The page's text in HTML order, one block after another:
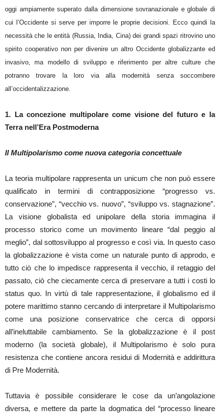
oggi ampiamente superato dalla dimensione sovranazionale e globale di
cui l’Occidente si serve per imporre le proprie decisioni. Ecco quindi la
necessità che le entità (Russia, India, Cina) dei grandi spazi ritrovino uno
spirito cooperativo non per divenire un altro Occidente globalizzante ed
invasivo, ma modello di sviluppo e riferimento per altre culture che
potranno trovare la loro via alla modernità senza soccombere
all’occidentalizzazione.
1. La concezione multipolare come visione del futuro e la
Terra nell’Era Postmoderna
Il Multipolarismo come nuova categoria concettuale
La teoria multipolare rappresenta un unicum che non può essere
qualificato in termini di contrapposizione “progresso vs.
conservazione”, “vecchio vs. nuovo”, “sviluppo vs. stagnazione”.
La visione globalista ed unipolare della storia immagina il
processo storico come un movimento lineare “dal peggio al
meglio”, dal sottosviluppo al progresso e così via. In questo caso
la globalizzazione è vista come un naturale punto di approdo, e
tutto ciò che lo impedisce rappresenta il vecchio, il retaggio del
passato, ciò che ciecamente cerca di preservare a tutti i costi lo
status quo. In virtù di tale rappresentazione, il globalismo ed il
potere marittimo stanno cercando di interpretare il Multipolarismo
come una posizione conservatrice che cerca di opporsi
all’ineluttabile cambiamento. Se la globalizzazione è il post
moderno (la società globale), il Multipolarismo è solo pura
resistenza che contiene ancora residui di Modernità e addirittura
di Pre Modernità.
Tuttavia è possibile considerare le cose da un’angolazione
diversa, e mettere da parte la dogmatica del “processo lineare